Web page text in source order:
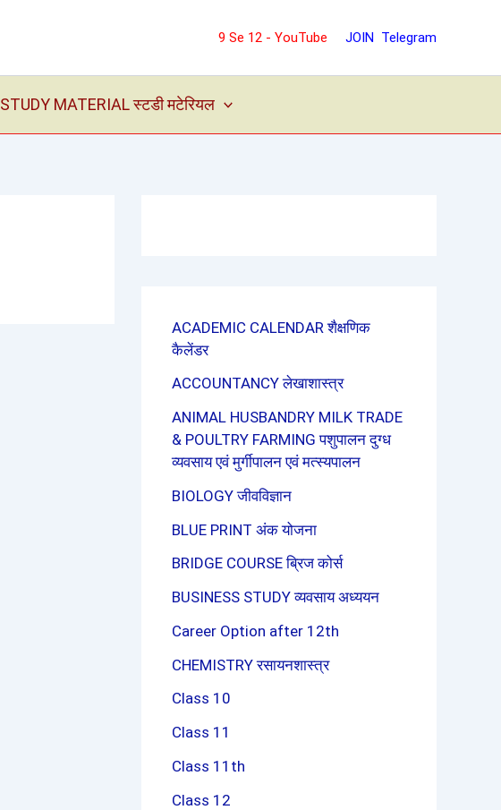
9 Se 12 - YouTube JOIN Telegram
STUDY MATERIAL स्टडी मटेरियल
ACADEMIC CALENDAR शैक्षणिक
कैलेंडर
ACCOUNTANCY लेखाशास्त्र
ANIMAL HUSBANDRY MILK TRADE
& POULTRY FARMING पशुपालन दुग्ध
व्यवसाय एवं मुर्गीपालन एवं मत्स्यपालन
BIOLOGY जीवविज्ञान
BLUE PRINT अंक योजना
BRIDGE COURSE ब्रिज कोर्स
BUSINESS STUDY व्यवसाय अध्ययन
Career Option after 12th
CHEMISTRY रसायनशास्त्र
Class 10
Class 11
Class 11th
Class 12